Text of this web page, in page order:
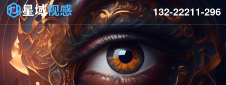
132-22211-296